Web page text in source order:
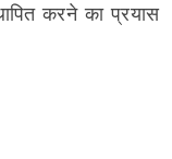
करने का प्रयास